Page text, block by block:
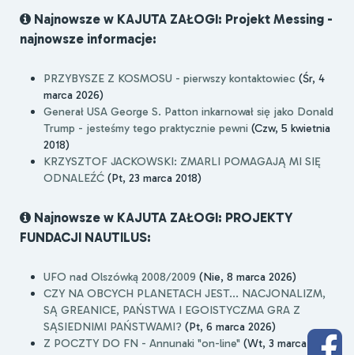
Najnowsze w KAJUTA ZAŁOGI: Projekt Messing -
najnowsze informacje:
PRZYBYSZE Z KOSMOSU - pierwszy kontaktowiec (Śr, 4
marca 2026)
Generał USA George S. Patton inkarnował się jako Donald
Trump - jesteśmy tego praktycznie pewni (Czw, 5 kwietnia
2018)
KRZYSZTOF JACKOWSKI: ZMARLI POMAGAJĄ MI SIĘ
ODNALEŹĆ (Pt, 23 marca 2018)
Najnowsze w KAJUTA ZAŁOGI: PROJEKTY
FUNDACJI NAUTILUS:
UFO nad Olszówką 2008/2009 (Nie, 8 marca 2026)
CZY NA OBCYCH PLANETACH JEST... NACJONALIZM,
SĄ GREANICE, PAŃSTWA I EGOISTYCZMA GRA Z
SĄSIEDNIMI PAŃSTWAMI? (Pt, 6 marca 2026)
Z POCZTY DO FN - Annunaki "on-line" (Wt, 3 marca 2026)